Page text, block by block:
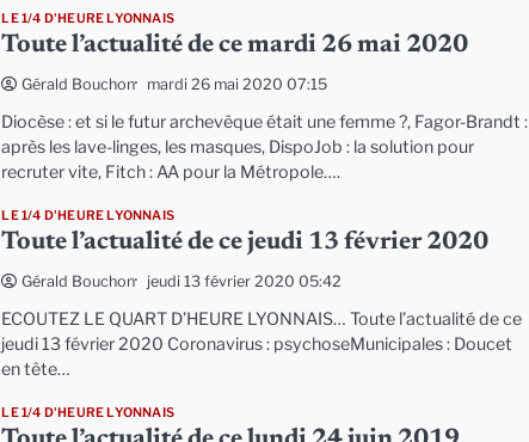
LE 1/4 D'HEURE LYONNAIS
Toute l’actualité de ce mardi 26 mai 2020
Gérald Bouchon mardi 26 mai 2020 07:15
Diocèse : et si le futur archevêque était une femme ?, Fagor-Brandt :
après les lave-linges, les masques, DispoJob : la solution pour
recruter vite, Fitch : AA pour la Métropole….
LE 1/4 D'HEURE LYONNAIS
Toute l’actualité de ce jeudi 13 février 2020
Gérald Bouchon jeudi 13 février 2020 05:42
ECOUTEZ LE QUART D’HEURE LYONNAIS… Toute l’actualité de ce
jeudi 13 février 2020 Coronavirus : psychoseMunicipales : Doucet
en tête…
LE 1/4 D'HEURE LYONNAIS